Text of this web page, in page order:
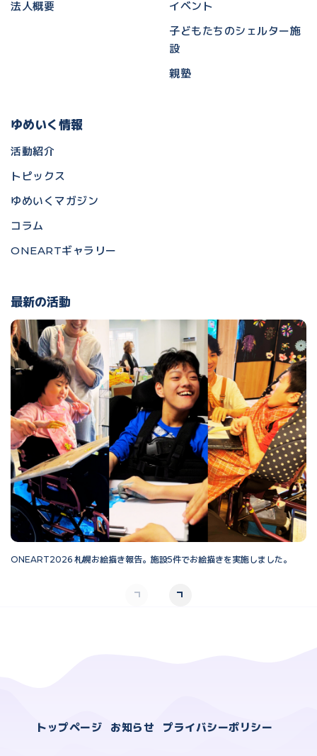
法人概要
イベント
子どもたちのシェルター施
設
親塾
ゆめいく情報
活動紹介
トピックス
ゆめいくマガジン
コラム
ONEARTギャラリー
最新の活動
ONEART2026 札幌お絵描き報告。施設5件でお絵描きを実施しました。
トップページ お知らせ プライバシーポリシー